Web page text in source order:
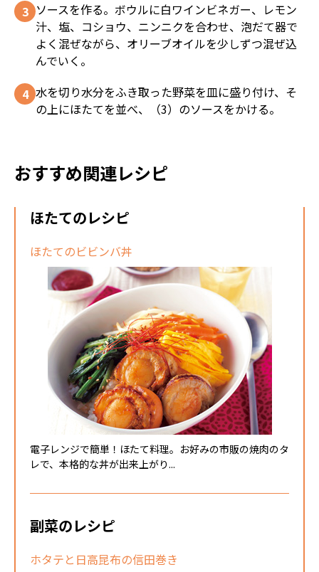
ソースを作る。ボウルに白ワインビネガー、レモン
汁、塩、コショウ、ニンニクを合わせ、泡だて器で
よく混ぜながら、オリーブオイルを少しずつ混ぜ込
んでいく。
水を切り水分をふき取った野菜を皿に盛り付け、そ
の上にほたてを並べ、（3）のソースをかける。
おすすめ関連レシピ
ほたてのレシピ
ほたてのビビンバ丼
電子レンジで簡単！ほたて料理。お好みの市販の焼肉のタ
レで、本格的な丼が出来上がり...
副菜のレシピ
ホタテと日高昆布の信田巻き